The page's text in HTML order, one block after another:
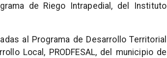
de Riego Intrapedial, del Instituto
al Programa de Desarrollo Territorial
Local, PRODFESAL, del municipio de